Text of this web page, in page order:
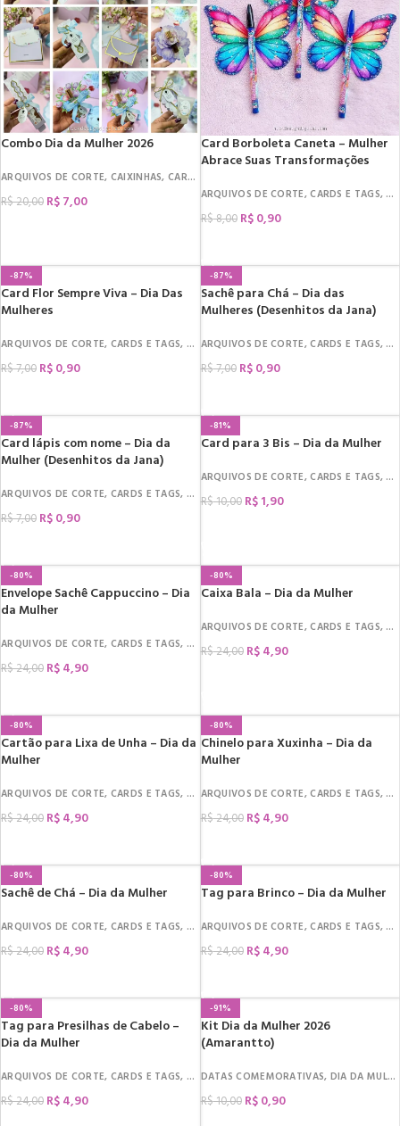
Combo Dia da Mulher 2026
ARQUIVOS DE CORTE, CAIXINHAS, CARDS E TAGS
R$20,00 R$7,00
Card Borboleta Caneta – Mulher
Abrace Suas Transformações
ARQUIVOS DE CORTE,CARDS E TAGS,
R$8,00 R$0,90
-87%
Card Flor Sempre Viva – Dia Das
Mulheres
ARQUIVOS DE CORTE, CARDS E TAGS, DATAS COMEMORATIVAS, DIA DA MULHER,
R$7,00 R$0,90
-87%
Sachê para Chá – Dia das
Mulheres (Desenhitos da Jana)
ARQUIVOS DE CORTE,CARDS E TAGS,
R$7,00 R$0,90
-87%
Card lápis com nome – Dia da
Mulher (Desenhitos da Jana)
ARQUIVOS DE CORTE, CARDS E TAGS, DATAS COMEMORATIVAS
R$7,00 R$0,90
-81%
Card para 3 Bis – Dia da Mulher
ARQUIVOS DE CORTE,CARDS E TAGS,
R$10,00 R$1,90
-80%
Envelope Sachê Cappuccino – Dia
da Mulher
ARQUIVOS DE CORTE, CARDS E TAGS, DATAS COMEMORATIVAS
R$24,00 R$4,90
-80%
Caixa Bala – Dia da Mulher
ARQUIVOS DE CORTE,CARDS E TAGS,
R$24,00 R$4,90
-80%
Cartão para Lixa de Unha – Dia da
Mulher
ARQUIVOS DE CORTE, CARDS E TAGS, DATAS COMEMORATIVAS, DIA DA MULHER,
R$24,00 R$4,90
-80%
Chinelo para Xuxinha – Dia da
Mulher
ARQUIVOS DE CORTE,CARDS E TAGS,
R$24,00 R$4,90
-80%
Sachê de Chá – Dia da Mulher
ARQUIVOS DE CORTE, CARDS E TAGS, DATAS COMEMORATIVAS, DIA DA MULHER,
R$24,00 R$4,90
-80%
Tag para Brinco – Dia da Mulher
ARQUIVOS DE CORTE,CARDS E TAGS,
R$24,00 R$4,90
-80%
Tag para Presilhas de Cabelo –
Dia da Mulher
ARQUIVOS DE CORTE, CARDS E TAGS, DATAS COMEMORATIVAS,DIA DA MULHER,
R$24,00 R$4,90
-91%
Kit Dia da Mulher 2026
(Amarantto)
DATAS COMEMORATIVAS, DIA DA MULHER
R$10,00 R$0,90